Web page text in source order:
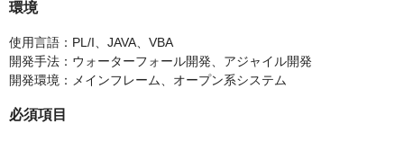
環境
使用言語：PL/I、JAVA、VBA
開発手法：ウォーターフォール開発、アジャイル開発
開発環境：メインフレーム、オープン系システム
必須項目